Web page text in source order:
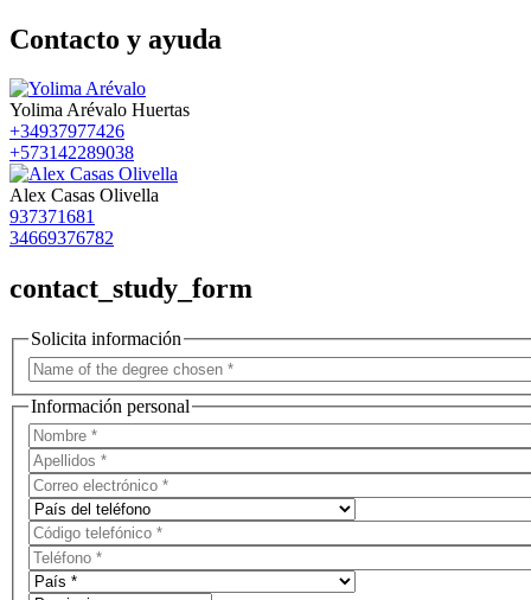
Contacto y ayuda
Yolima Arévalo Huertas
+34937977426
+573142289038
Alex Casas Olivella
937371681
34669376782
contact_study_form
Solicita información
Información personal